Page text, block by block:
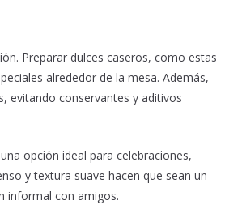
Preparar dulces caseros, como estas
alrededor de la mesa. Además,
evitando conservantes y aditivos
opción ideal para celebraciones,
y textura suave hacen que sean un
informal con amigos.